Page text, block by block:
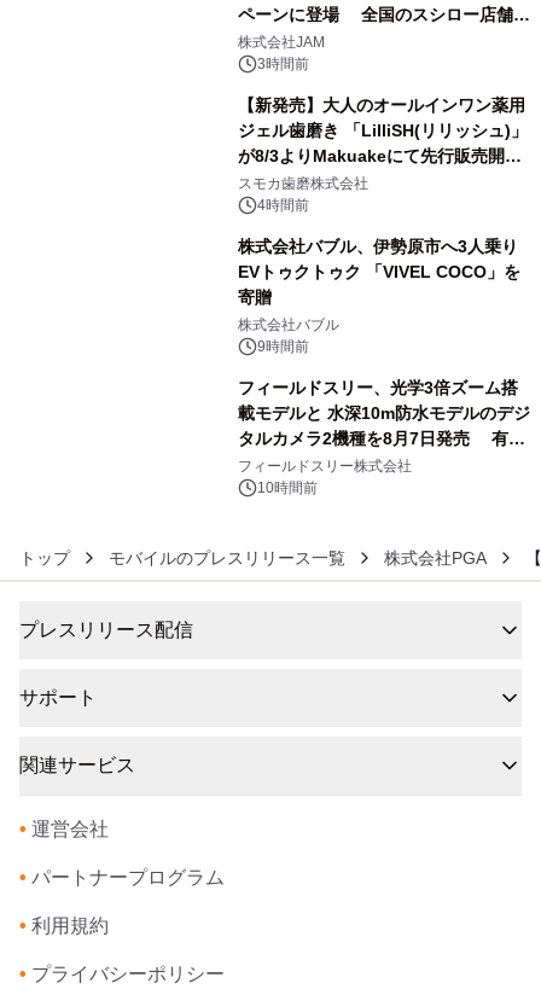
ペーンに登場 全国のスシロー店舗で
GR 4車種の FUNBOO(ミニカー)付き
メニューが展開されます
株式会社JAM
3時間前
【新発売】大人のオールインワン薬用
ジェル歯磨き 「LilliSH(リリッシュ)」
が8/3よりMakuakeにて先行販売開
始！
スモカ歯磨株式会社
4時間前
株式会社バブル、伊勢原市へ3人乗り
EVトゥクトゥク 「VIVEL COCO」を
寄贈
株式会社バブル
9時間前
フィールドスリー、光学3倍ズーム搭
載モデルと 水深10m防水モデルのデジ
タルカメラ2機種を8月7日発売 有効
約1300万画素、用途別に選べるコンデ
ジ新登場
フィールドスリー株式会社
10時間前
トップ モバイルのプレスリリース一覧 株式会社PGA
プレスリリース配信
サポート
関連サービス
• 運営会社
• パートナープログラム
• 利用規約
• プライバシーポリシー